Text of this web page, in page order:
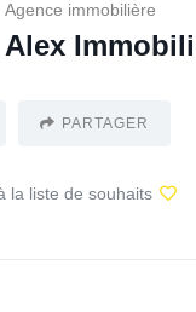
Agence immobilière
Alex
PARTAGER
la liste de souhaits